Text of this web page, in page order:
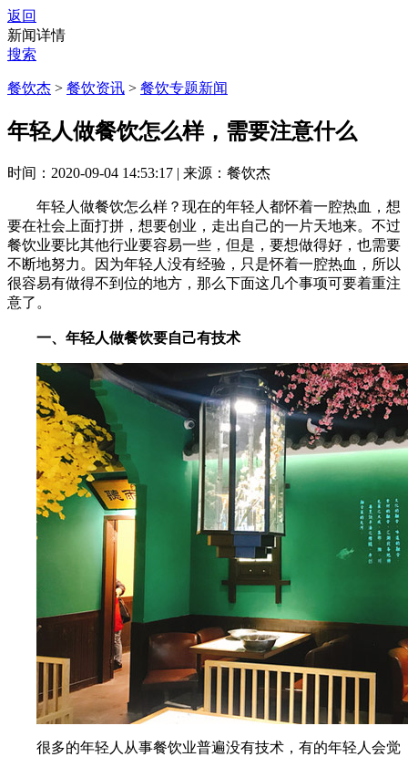
返回
新闻详情
搜索
餐饮杰 > 餐饮资讯 > 餐饮专题新闻
年轻人做餐饮怎么样，需要注意什么
时间：2020-09-04 14:53:17 | 来源：餐饮杰
年轻人做餐饮怎么样？现在的年轻人都怀着一腔热血，想
要在社会上面打拼，想要创业，走出自己的一片天地来。不过
餐饮业要比其他行业要容易一些，但是，要想做得好，也需要
不断地努力。因为年轻人没有经验，只是怀着一腔热血，所以
很容易有做得不到位的地方，那么下面这几个事项可要着重注
意了。
一、年轻人做餐饮要自己有技术
很多的年轻人从事餐饮业普遍没有技术，有的年轻人会觉